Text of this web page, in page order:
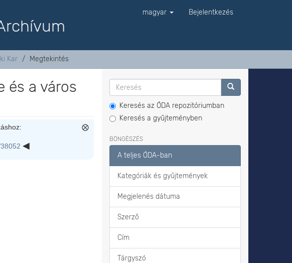
magyar Bejelentkezés
Kar Megtekintés
és a város
Keresés az ÓDA repozitóriumban
Keresés a gyűjteményben
BÖNGÉSZÉS
A teljes ÓDA-ban
Kategóriák és gyűjtemények
Megjelenés dátuma
Szerző
Cím
Tárgyszó